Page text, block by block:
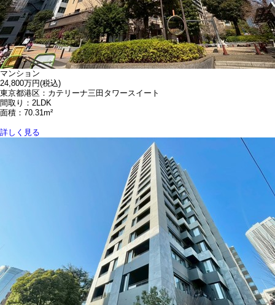
マンション
24,800万円(税込)
東京都港区：カテリーナ三田タワースイート
間取り：2LDK
面積：70.31m²
詳しく見る